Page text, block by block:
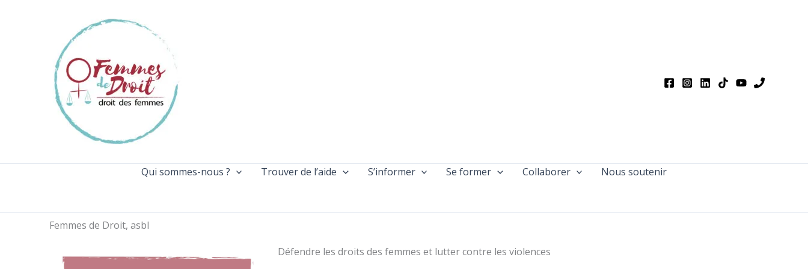
Qui sommes-nous ? Trouver de l’aide S’informer Se former Collaborer Nous soutenir
Femmes de Droit, asbl
Défendre les droits des femmes et lutter contre les violences